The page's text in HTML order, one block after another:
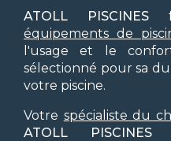
ATOLL PISCINES
équipements de
l'usage et le
sélectionné pour sa
votre piscine.
Votre spécialiste du
ATOLL PISCINES